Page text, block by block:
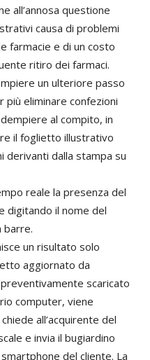
all’annosa questione
causa di problemi
farmacie e di un costo
ritiro dei farmaci.
un ulteriore passo
eliminare confezioni
al compito, in
il foglietto illustrativo
derivanti dalla stampa su
reale la presenza del
digitando il nome del
barre.
un risultato solo
aggiornato da
scaricato
computer, viene
all’acquirente del
e invia il bugiardino
del cliente. La